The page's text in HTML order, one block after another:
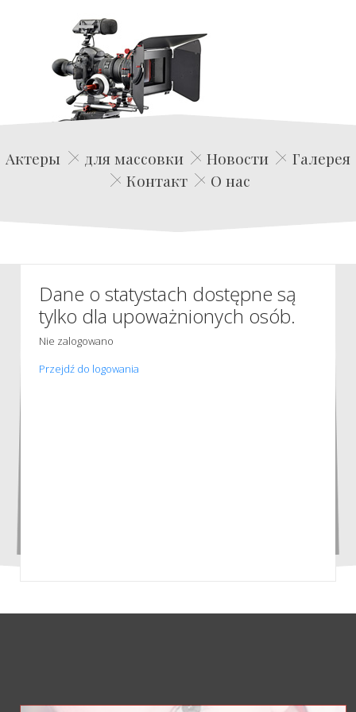
Edwin Film Agencja Aktorska
Актеры для массовки Новости
Галерея
Контакт
О нас
Dane o statystach dostępne są
tylko dla upoważnionych osób.
Nie zalogowano
Przejdź do logowania